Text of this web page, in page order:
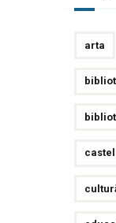
arta
castel